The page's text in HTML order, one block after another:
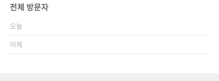
전체 방문자
오늘
어제